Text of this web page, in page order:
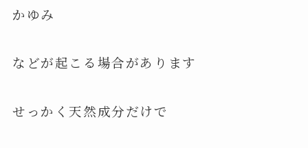
かゆみ
などが起こる場合があります
せっかく天然成分だけで